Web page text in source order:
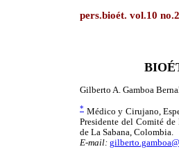
pers.bioét. vol.10
Gilberto A. Gamboa
* Médico y Cirujano,
Presidente del Comité
de La Sabana, Colombia.
E-mail: